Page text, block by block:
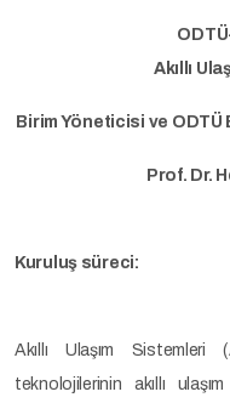
Akıllı
Birim Yöneticisi ve ODTÜ
Prof. Dr.
Kuruluş süreci:
Akıllı Ulaşım
teknolojilerinin akıllı